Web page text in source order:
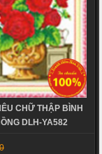
CHỮ THẬP BÌNH
DLH-YA582